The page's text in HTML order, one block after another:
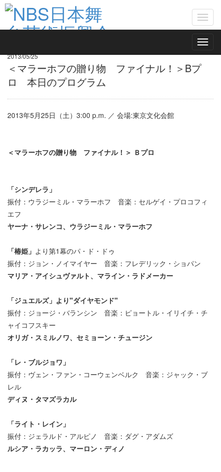
What's New News List
2013/05/25
＜マラーホフの贈り物 ファイナル！＞Bプ
ロ 本日のプログラム
2013年5月25日（土）3:00 p.m. ／ 会場:東京文化会館
＜マラーホフの贈り物 ファイナル！＞ Ｂプロ
「シンデレラ」
振付：ウラジーミル・マラーホフ 音楽：セルゲイ・プロコフィ
エフ
ヤーナ・サレンコ、ウラジーミル・マラーホフ
「椿姫」 より第1幕のパ・ド・ドゥ
振付：ジョン・ノイマイヤー 音楽：フレデリック・ショパン
マリア・アイシュヴァルト、マライン・ラドメーカー
「ジュエルズ」より"ダイヤモンド"
振付：ジョージ・バランシン 音楽：ピョートル・イリイチ・チ
ャイコフスキー
オリガ・スミルノワ、セミョーン・チュージン
「レ・ブルジョワ」
振付：ヴェン・ファン・コーウェンベルク 音楽：ジャック・ブ
レル
ディヌ・タマズラカル
「ライト・レイン」
振付：ジェラルド・アルピノ 音楽：ダグ・アダムズ
ルシア・ラカッラ、マーロン・ディノ